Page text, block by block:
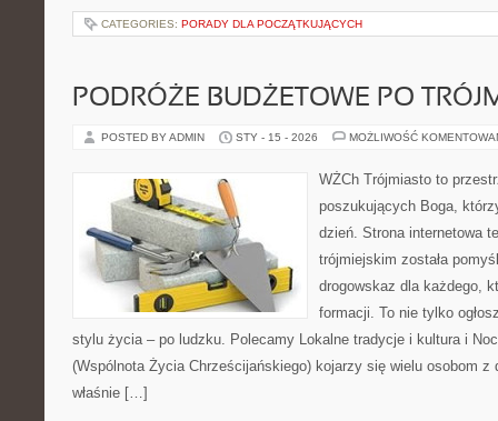
CATEGORIES: PORADY DLA POCZĄTKUJĄCYCH
PODRÓŻE BUDŻETOWE PO
POSTED BY ADMIN STY - 15 - 2026 MOŻLIWOŚĆ
WŻCh Trójmiasto to
poszukujących Boga,
dzień. Strona internetowa
trójmiejskim została
drogowskaz dla każdego,
formacji. To nie tylko
stylu życia – po ludzku. Polecamy Lokalne tradycje i kultura i
(Wspólnota Życia Chrześcijańskiego) kojarzy się wielu osobom z
właśnie […]